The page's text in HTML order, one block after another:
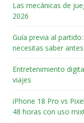
Las mecánicas de
2026
Guía previa al
necesitas saber
Entretenimiento
viajes
iPhone 18 Pro vs
48 horas con uso